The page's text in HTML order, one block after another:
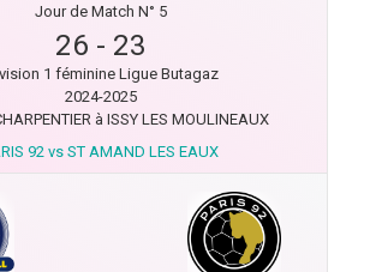
Jour de Match N° 5
26 - 23
1 féminine Ligue Butagaz
2024-2025
à ISSY LES MOULINEAUX
92 vs ST AMAND LES EAUX